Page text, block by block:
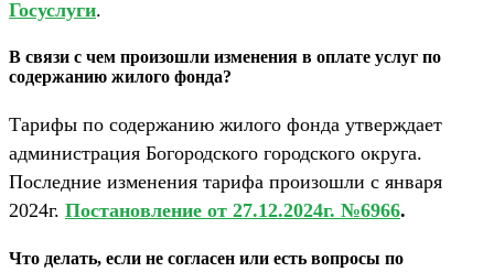
Госуслуги.
В связи с чем произошли изменения в оплате услуг по
содержанию жилого фонда?
Тарифы по содержанию жилого фонда утверждает
администрация Богородского городского округа.
Последние изменения тарифа произошли с января
2024г. Постановление от 27.12.2024г. №6966.
Что делать, если не согласен или есть вопросы по